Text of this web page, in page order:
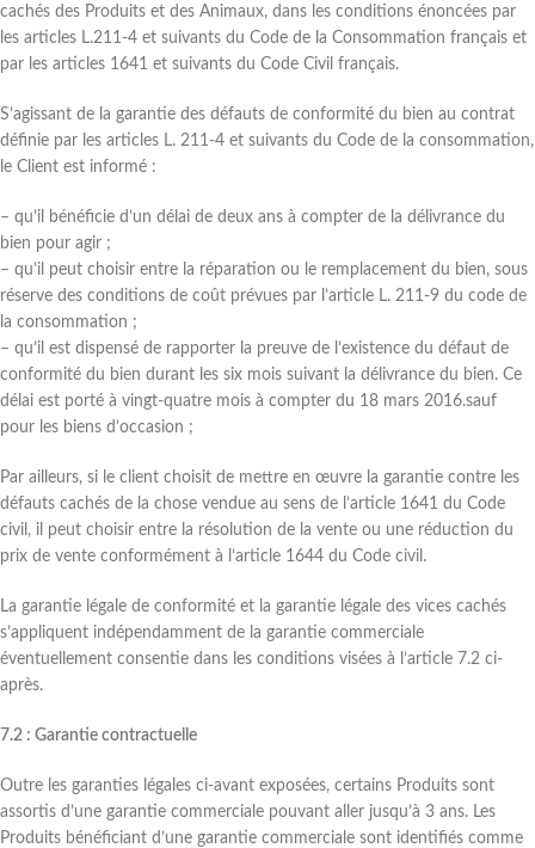
cachés des Produits et des Animaux, dans les conditions énoncées par
les articles L.211-4 et suivants du Code de la Consommation français et
par les articles 1641 et suivants du Code Civil français.
S’agissant de la garantie des défauts de conformité du bien au contrat
définie par les articles L. 211-4 et suivants du Code de la consommation,
le Client est informé :
– qu’il bénéficie d’un délai de deux ans à compter de la délivrance du
bien pour agir ;
– qu’il peut choisir entre la réparation ou le remplacement du bien, sous
réserve des conditions de coût prévues par l’article L. 211-9 du code de
la consommation ;
– qu’il est dispensé de rapporter la preuve de l’existence du défaut de
conformité du bien durant les six mois suivant la délivrance du bien. Ce
délai est porté à vingt-quatre mois à compter du 18 mars 2016.sauf
pour les biens d’occasion ;
Par ailleurs, si le client choisit de mettre en œuvre la garantie contre les
défauts cachés de la chose vendue au sens de l’article 1641 du Code
civil, il peut choisir entre la résolution de la vente ou une réduction du
prix de vente conformément à l’article 1644 du Code civil.
La garantie légale de conformité et la garantie légale des vices cachés
s’appliquent indépendamment de la garantie commerciale
éventuellement consentie dans les conditions visées à l’article 7.2 ci-
après.
7.2 : Garantie contractuelle
Outre les garanties légales ci-avant exposées, certains Produits sont
assortis d’une garantie commerciale pouvant aller jusqu’à 3 ans. Les
Produits bénéficiant d’une garantie commerciale sont identifiés comme